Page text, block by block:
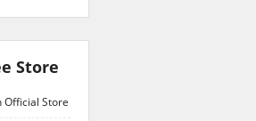
Store
Official Store